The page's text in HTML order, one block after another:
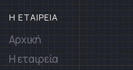
Η ΕΤΑΙΡΕΙΑ
Αρχική
Η εταιρεία